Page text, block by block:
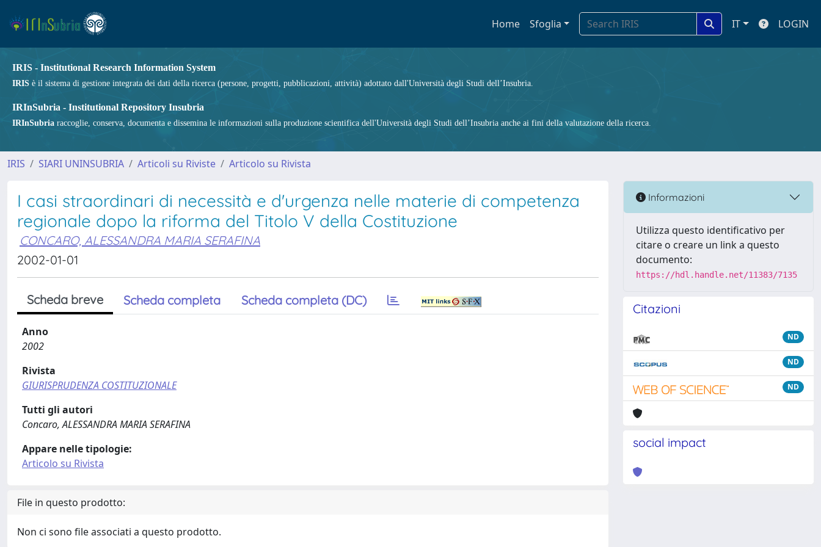
Home Sfoglia IT LOGIN
IRIS - Institutional Research Information System
IRIS è il sistema di gestione integrata dei dati della ricerca (persone, progetti, pubblicazioni, attività) adottato dall'Università degli Studi dell’Insubria.
IRInSubria - Institutional Repository Insubria
IRInSubria raccoglie, conserva, documenta e dissemina le informazioni sulla produzione scientifica dell'Università degli Studi dell’Insubria anche ai fini della valutazione della ricerca.
IRIS SIARI UNINSUBRIA Articoli su Riviste Articolo su Rivista
I casi straordinari di necessità e d'urgenza nelle materie di competenza
regionale dopo la riforma del Titolo V della Costituzione
CONCARO, ALESSANDRA MARIA SERAFINA
2002-01-01
Scheda breve Scheda completa Scheda completa (DC)
Anno
2002
Rivista
GIURISPRUDENZA COSTITUZIONALE
Tutti gli autori
Concaro, ALESSANDRA MARIA SERAFINA
Appare nelle tipologie:
Articolo su Rivista
File in questo prodotto:
Non ci sono file associati a questo prodotto.
Informazioni
Utilizza questo identificativo per
citare o creare un link a questo
documento:
https://hdl.handle.net/11383/7135
Citazioni
ND
ND
ND
social impact